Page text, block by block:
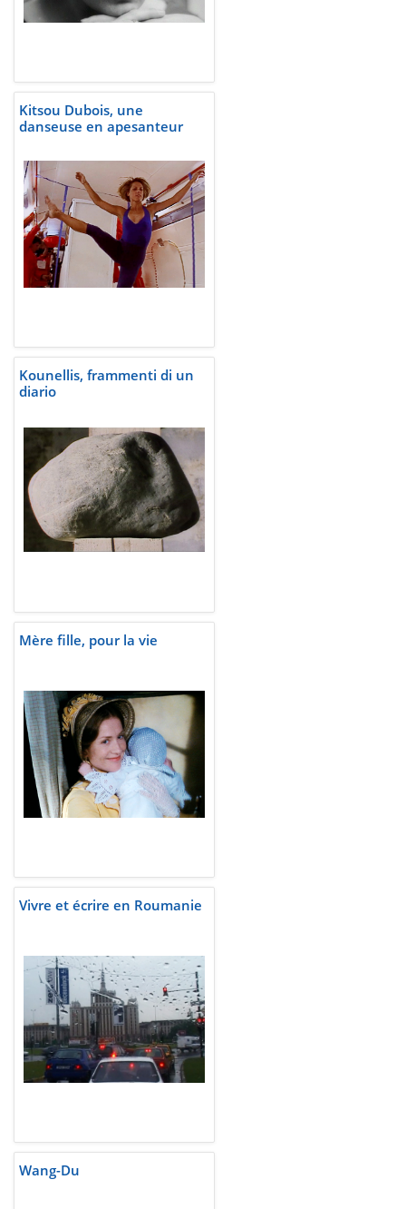
Kitsou Dubois, une
danseuse en apesanteur
Kounellis, frammenti di un
diario
Mère fille, pour la vie
Vivre et écrire en Roumanie
Wang-Du